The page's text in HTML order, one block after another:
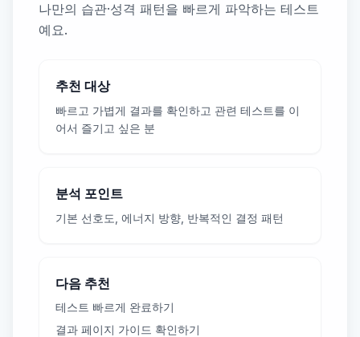
나만의 습관·성격 패턴을 빠르게 파악하는 테스트
예요.
추천 대상
빠르고 가볍게 결과를 확인하고 관련 테스트를 이
어서 즐기고 싶은 분
분석 포인트
기본 선호도, 에너지 방향, 반복적인 결정 패턴
다음 추천
테스트 빠르게 완료하기
결과 페이지 가이드 확인하기